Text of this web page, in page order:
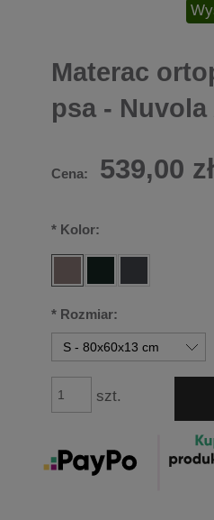
Materac
psa -
Cena: 539,00 zł
* Kolor:
* Rozmiar:
szt.